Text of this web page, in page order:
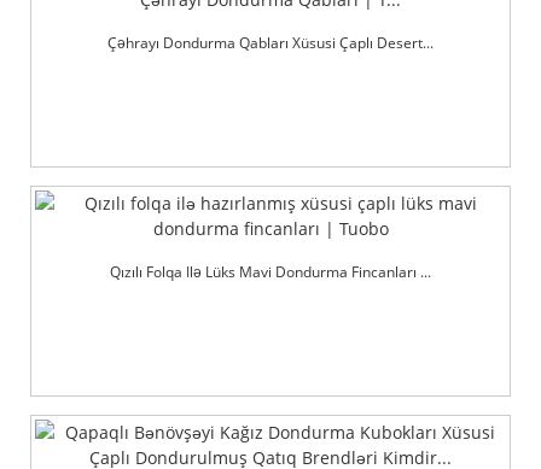
Çəhrayı Dondurma Qabları Xüsusi Çaplı Desert...
Qızılı Folqa Ilə Lüks Mavi Dondurma Fincanları ...